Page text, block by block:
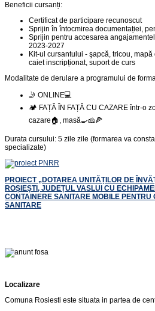
Beneficii cursanți:
Certificat de participare recunoscut
Sprijin în întocmirea documentației,
Sprijin pentru accesarea
2023-2027
Kit-ul cursantului - şapcă, tricou,
caiet inscripționat, suport de curs
Modalitate de derulare a programului de
🤳 ONLINE💻
🏕️ FAȚĂ ÎN FAȚĂ CU CAZARE într-o
cazare🏠, masă🍳🧀🍕
Durata cursului: 5 zile zile (formarea va
specializate)
PROIECT „DOTAREA UNITĂȚILOR DE
ROȘIEȘTI, JUDEȚUL VASLUI CU
CONTAINERE SANITARE MOBILE PENTRU
SANITARE
Localizare
Comuna Rosiesti este situata in partea de